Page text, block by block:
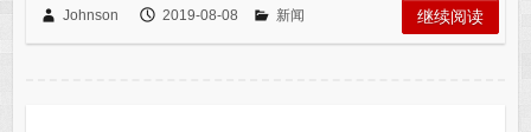
Johnson 2019-08-08 新闻 继续阅读